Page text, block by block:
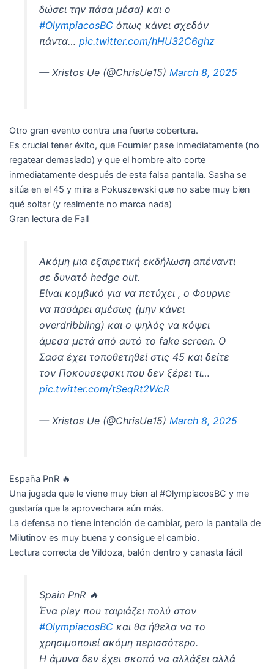
δώσει την πάσα μέσα) και ο
#OlympiacosBCόπως κάνει σχεδόν
πάντα… pic.twitter.com/hHU32C6ghz
— Xristos Ue (@ChrisUe15) March 8, 2025
Otro gran evento contra una fuerte cobertura.
Es crucial tener éxito, que Fournier pase inmediatamente (no
regatear demasiado) y que el hombre alto corte
inmediatamente después de esta falsa pantalla. Sasha se
sitúa en el 45 y mira a Pokuszewski que no sabe muy bien
qué soltar (y realmente no marca nada)
Gran lectura de Fall
Ακόμη μια εξαιρετική εκδήλωση απέναντι
σε δυνατό hedge out.
Είναι κομβικό για να πετύχει , ο Φουρνιε
να πασάρει αμέσως (μην κάνει
overdribbling) και ο ψηλός να κόψει
άμεσα μετά από αυτό το fake screen. Ο
Σασα έχει τοποθετηθεί στις 45 και δείτε
τον Ποκουσεφσκι που δεν ξέρει τι…
pic.twitter.com/tSeqRt2WcR
— Xristos Ue (@ChrisUe15) March 8, 2025
España PnR 🔥
Una jugada que le viene muy bien al #OlympiacosBC y me
gustaría que la aprovechara aún más.
La defensa no tiene intención de cambiar, pero la pantalla de
Milutinov es muy buena y consigue el cambio.
Lectura correcta de Vildoza, balón dentro y canasta fácil
Spain PnR 🔥
Ένα play που ταιριάζει πολύ στον
#OlympiacosBCκαι θα ήθελα να το
χρησιμοποιεί ακόμη περισσότερο.
Η άμυνα δεν έχει σκοπό να αλλάξει αλλά